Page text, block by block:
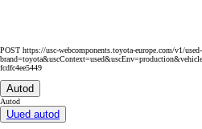
POST https://usc-webcomponents.toyota-europe.com/v1/used-
fcdfc4ee5449
Autod
Autod
Uued autod